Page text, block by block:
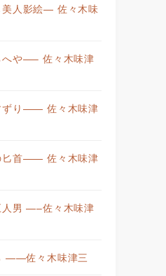
人影絵— 佐々木味
へや—– 佐々木味津
ずり—— 佐々木味津
匕首—— 佐々木味津
人男 —–佐々木味津
——佐々木味津三